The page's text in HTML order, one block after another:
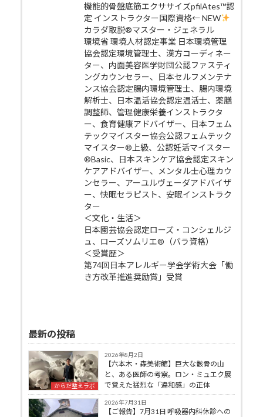
機能的骨盤底筋エクササイズpfilAtes™認
定 インストラクター国際資格← NEW
カラダ取説®マスター・ジェネラル
環境省 環境人材認定事業 日本環境管理
協会認定環境管理士、漢方コーディネー
ター、内面美容医学財団公認ファスティ
ングカウンセラー、日本セルフメンテナ
ンス協会認定腸内環境管理士、腸内環境
解析士、日本温活協会認定温活士、薬膳
調整師、管理健康栄養インストラクタ
ー、食育健康アドバイザー、日本フェム
テックマイスター協会公認フェムテック
マイスター®上級、公認妊活マイスター
®Basic、日本スキンケア協会認定スキン
ケアアドバイザー、メンタル士心理カウ
ンセラー、アーユルヴェーダアドバイザ
ー、快眠セラピスト、安眠インストラク
ター
＜文化・生活＞
日本園芸協会認定ローズ・コンシェルジ
ュ、ローズソムリエ®（バラ資格）
＜受賞歴＞
第74回日本アレルギー学会学術大会「働
き方改革推進奨励賞」受賞
最新の投稿
からだ整えラボ
2026年8月2日
【六本木・森美術館】巨大な骸骨の山
と、ある医師の考察。ロン・ミュエク展
で覚えた猛烈な「違和感」の正体
2026年7月31日
【ご報告】7月31日 呼吸器内科休診への